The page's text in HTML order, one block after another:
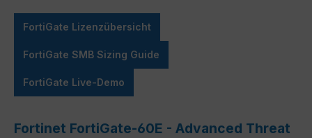
FortiGate Lizenzübersicht
FortiGate SMB Sizing Guide
FortiGate Live-Demo
Fortinet FortiGate-60E - Advanced Threat